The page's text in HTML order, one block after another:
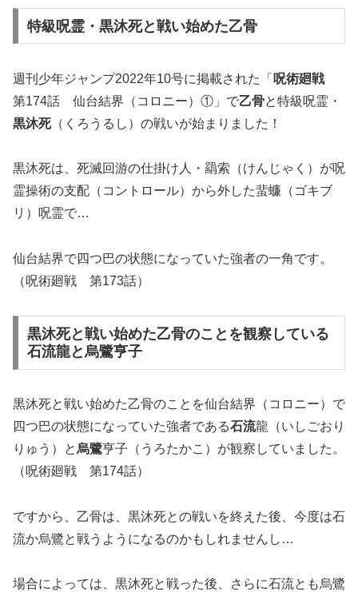
特級呪霊・黒沐死と戦い始めた乙骨
週刊少年ジャンプ2022年10号に掲載された「 呪術廻戦
第174話 仙台結界（コロニー）①」で乙骨と特級呪霊・
黒沐死（くろうるし）の戦いが始まりました！
黒沐死は、死滅回游の仕掛け人・羂索（けんじゃく）が呪
霊操術の支配（コントロール）から外した蜚蠊（ゴキブ
リ）呪霊で…
仙台結界で四つ巴の状態になっていた強者の一角です。
（呪術廻戦 第173話）
黒沐死と戦い始めた乙骨のことを観察している
石流龍と烏鷺亨子
黒沐死と戦い始めた乙骨のことを仙台結界（コロニー）で
四つ巴の状態になっていた強者である石流龍（いしごおり
りゅう）と烏鷺亨子（うろたかこ）が観察していました。
（呪術廻戦 第174話）
ですから、乙骨は、黒沐死との戦いを終えた後、今度は石
流か烏鷺と戦うようになるのかもしれませんし…
場合によっては、黒沐死と戦った後、さらに石流とも烏鷺